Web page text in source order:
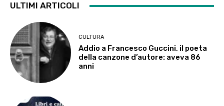
ULTIMI ARTICOLI
CULTURA
Addio a Francesco Guccini, il poeta
della canzone d’autore: aveva 86
anni